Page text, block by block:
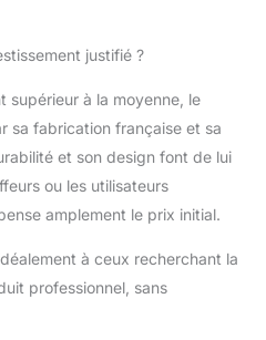
justifié ?
supérieur à la moyenne, le
sa fabrication française et sa
et son design font de lui
ou les utilisateurs
amplement le prix initial.
à ceux recherchant la
professionnel, sans